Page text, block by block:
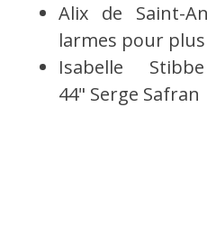
Alix de Saint-
larmes pour
Isabelle
44" Serge Safran